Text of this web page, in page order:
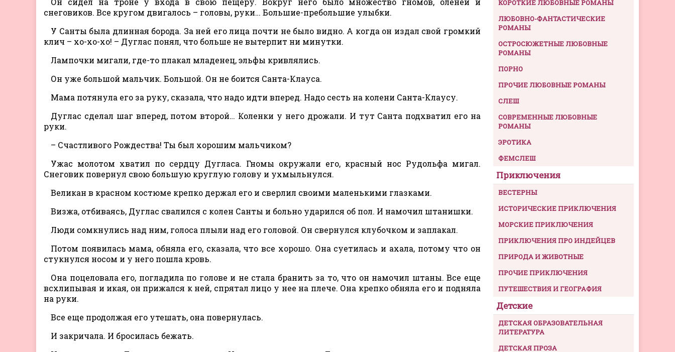
снеговиков. Все кругом двигалось – головы, руки… Большие-пребольшие улыбки.
У Санты была длинная борода. За ней его лица почти не было видно. А когда он издал свой громкий
клич – хо-хо-хо! – Дуглас понял, что больше не вытерпит ни минутки.
Лампочки мигали, где-то плакал младенец, эльфы кривлялись.
Он уже большой мальчик. Большой. Он не боится Санта-Клауса.
Мама потянула его за руку, сказала, что надо идти вперед. Надо сесть на колени Санта-Клаусу.
Дуглас сделал шаг вперед, потом второй… Коленки у него дрожали. И тут Санта подхватил его на
руки.
– Счастливого Рождества! Ты был хорошим мальчиком?
Ужас молотом хватил по сердцу Дугласа. Гномы окружали его, красный нос Рудольфа мигал.
Снеговик повернул свою большую круглую голову и ухмыльнулся.
Великан в красном костюме крепко держал его и сверлил своими маленькими глазками.
Визжа, отбиваясь, Дуглас свалился с колен Санты и больно ударился об пол. И намочил штанишки.
Люди сомкнулись над ним, голоса плыли над его головой. Он свернулся клубочком и заплакал.
Потом появилась мама, обняла его, сказала, что все хорошо. Она суетилась и ахала, потому что он
стукнулся носом и у него пошла кровь.
Она поцеловала его, погладила по голове и не стала бранить за то, что он намочил штаны. Все еще
всхлипывая и икая, он прижался к ней, спрятал лицо у нее на плече. Она крепко обняла его и подняла
на руки.
Все еще продолжая его утешать, она повернулась.
И закричала. И бросилась бежать.
КОРОТКИЕ ЛЮБОВНЫЕ РОМАНЫ
ЛЮБОВНО-ФАНТАСТИЧЕСКИЕ
РОМАНЫ
ОСТРОСЮЖЕТНЫЕ ЛЮБОВНЫЕ
РОМАНЫ
ПОРНО
ПРОЧИЕ ЛЮБОВНЫЕ РОМАНЫ
СЛЕШ
СОВРЕМЕННЫЕ ЛЮБОВНЫЕ
РОМАНЫ
ЭРОТИКА
ФЕМСЛЕШ
Приключения
ВЕСТЕРНЫ
ИСТОРИЧЕСКИЕ ПРИКЛЮЧЕНИЯ
МОРСКИЕ ПРИКЛЮЧЕНИЯ
ПРИКЛЮЧЕНИЯ ПРО ИНДЕЙЦЕВ
ПРИРОДА И ЖИВОТНЫЕ
ПРОЧИЕ ПРИКЛЮЧЕНИЯ
ПУТЕШЕСТВИЯ И ГЕОГРАФИЯ
Детские
ДЕТСКАЯ ОБРАЗОВАТЕЛЬНАЯ
ЛИТЕРАТУРА
ДЕТСКАЯ ПРОЗА